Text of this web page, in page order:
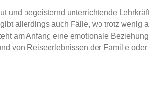
und begeisternd unterrichtende
allerdings auch Fälle, wo trotz wenig
am Anfang eine emotionale
von Reiseerlebnissen der Familie